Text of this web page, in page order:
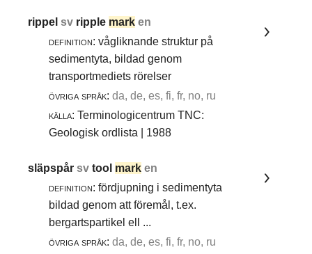
rippelsv ripple mark en
definition: vågliknande struktur på
sedimentyta, bildad genom
transportmediets rörelser
övriga språk: da, de, es, fi, fr, no, ru
källa: Terminologicentrum TNC:
Geologisk ordlista | 1988
släpspårsvtool mark en
definition: fördjupning i sedimentyta
bildad genom att föremål, t.ex.
bergartspartikel ell ...
övriga språk: da, de, es, fi, fr, no, ru